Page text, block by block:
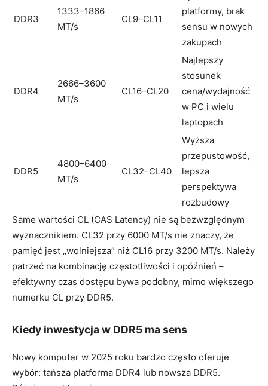
DDR3
1333–1866
MT/s
CL9–CL11
platformy, brak
sensu w nowych
zakupach
DDR4
2666–3600
MT/s
CL16–CL20
Najlepszy
stosunek
cena/wydajność
w PC i wielu
laptopach
DDR5
4800–6400
MT/s
CL32–CL40
Wyższa
przepustowość,
lepsza
perspektywa
rozbudowy
Same wartości CL (CAS Latency) nie są bezwzględnym
wyznacznikiem. CL32 przy 6000 MT/s nie znaczy, że
pamięć jest „wolniejsza” niż CL16 przy 3200 MT/s. Należy
patrzeć na kombinację częstotliwości i opóźnień –
efektywny czas dostępu bywa podobny, mimo większego
numerku CL przy DDR5.
Kiedy inwestycja w DDR5 ma sens
Nowy komputer w 2025 roku bardzo często oferuje
wybór: tańsza platforma DDR4 lub nowsza DDR5.